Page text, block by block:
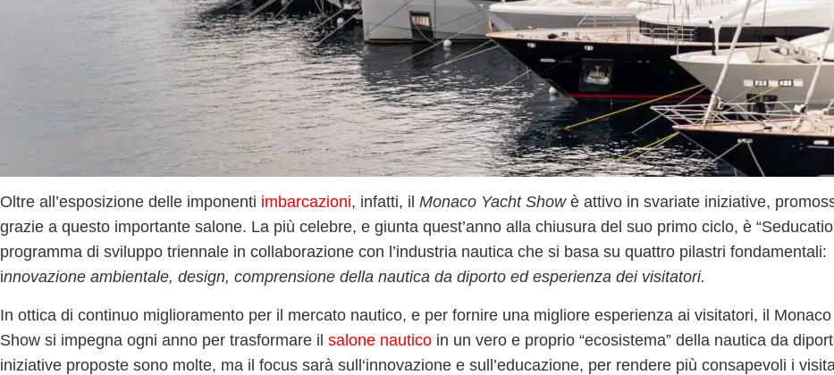
Oltre all’esposizione delle imponenti imbarcazioni, infatti, il Monaco Yacht Showè attivo in svariate iniziative,
grazie a questo importante salone. La più celebre, e giunta quest’anno alla chiusura del suo primo ciclo, è
programma di sviluppo triennale in collaborazione con l’industria nautica che si basa su quattro pilastri fondamentali:
innovazione ambientale, design, comprensione della nautica da diporto ed esperienza dei visitatori.
In ottica di continuo miglioramento per il mercato nautico, e per fornire una migliore esperienza ai visitatori, il
Show si impegna ogni anno per trasformare il salone nautico in un vero e proprio “ecosistema” della nautica da
iniziative proposte sono molte, ma il focus sarà sull‘innovazione e sull’educazione, per rendere più consapevoli i